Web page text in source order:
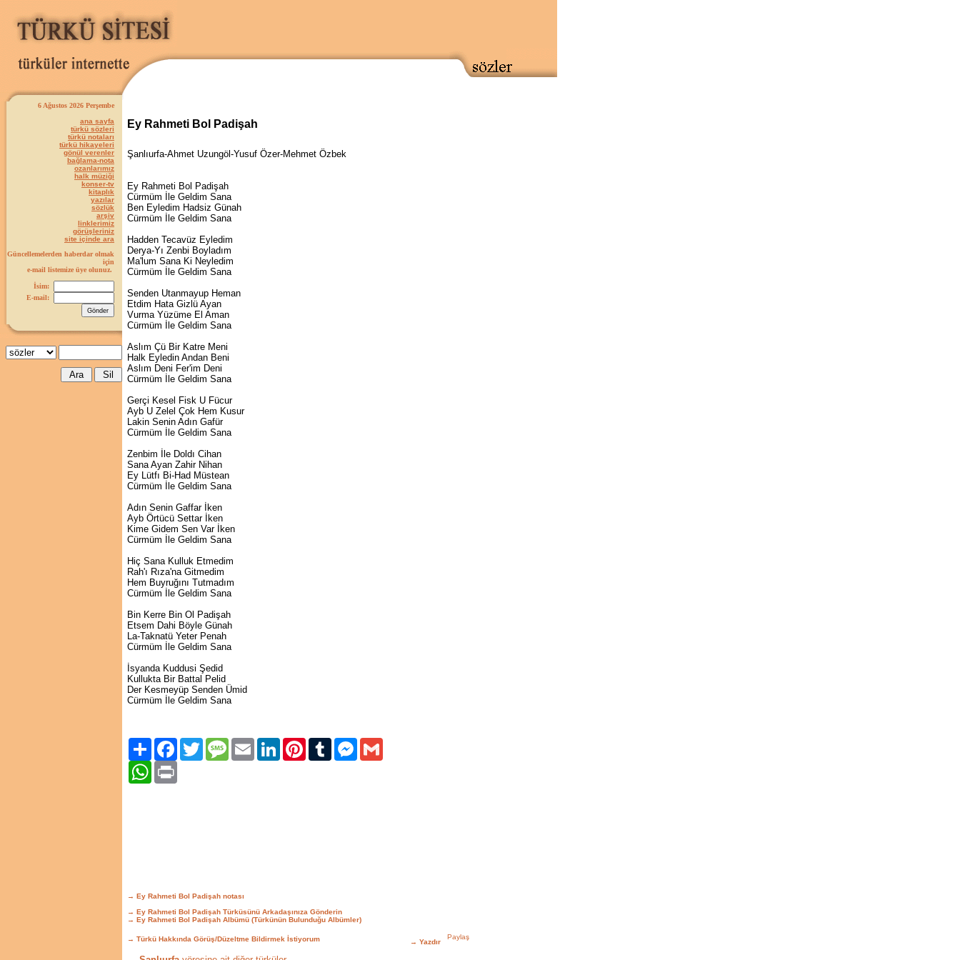
6 Ağustos 2026 Perşembe
ana sayfa
türkü sözleri
türkü notaları
türkü hikayeleri
gönül verenler
bağlama-nota
ozanlarımız
halk müziği
konser-tv
kitaplık
yazılar
sözlük
arşiv
linklerimiz
görüşleriniz
site içinde ara
Güncellemelerden haberdar olmak
için
e-mail listemize üye olunuz.
İsim:
E-mail:
Ey Rahmeti Bol Padişah
Şanlıurfa-Ahmet Uzungöl-Yusuf Özer-Mehmet Özbek
Ey Rahmeti Bol Padişah
Cürmüm İle Geldim Sana
Ben Eyledim Hadsiz Günah
Cürmüm İle Geldim Sana
Hadden Tecavüz Eyledim
Derya-Yı Zenbi Boyladım
Ma'lum Sana Ki Neyledim
Cürmüm İle Geldim Sana
Senden Utanmayup Heman
Etdim Hata Gizlü Ayan
Vurma Yüzüme El Aman
Cürmüm İle Geldim Sana
Aslım Çü Bir Katre Meni
Halk Eyledin Andan Beni
Aslım Deni Fer'im Deni
Cürmüm İle Geldim Sana
Gerçi Kesel Fisk U Fücur
Ayb U Zelel Çok Hem Kusur
Lakin Senin Adın Gafür
Cürmüm İle Geldim Sana
Zenbim İle Doldı Cihan
Sana Ayan Zahir Nihan
Ey Lütfı Bi-Had Müstean
Cürmüm İle Geldim Sana
Adın Senin Gaffar İken
Ayb Örtücü Settar İken
Kime Gidem Sen Var İken
Cürmüm İle Geldim Sana
Hiç Sana Kulluk Etmedim
Rah'ı Rıza'na Gitmedim
Hem Buyruğını Tutmadım
Cürmüm İle Geldim Sana
Bin Kerre Bin Ol Padişah
Etsem Dahi Böyle Günah
La-Taknatü Yeter Penah
Cürmüm İle Geldim Sana
İsyanda Kuddusi Şedid
Kullukta Bir Battal Pelid
Der Kesmeyüp Senden Ümid
Cürmüm İle Geldim Sana
Paylaş FacebookTwitter Message Email LinkedIn Pinterest Tumblr Messenger
WhatsApp
→ Ey Rahmeti Bol Padişah notası
→ Ey Rahmeti Bol Padişah Türküsünü Arkadaşınıza Gönderin
→ Ey Rahmeti Bol Padişah Albümü (Türkünün Bulunduğu Albümler)
→ Türkü Hakkında Görüş/Düzeltme Bildirmek İstiyorum → Yazdır